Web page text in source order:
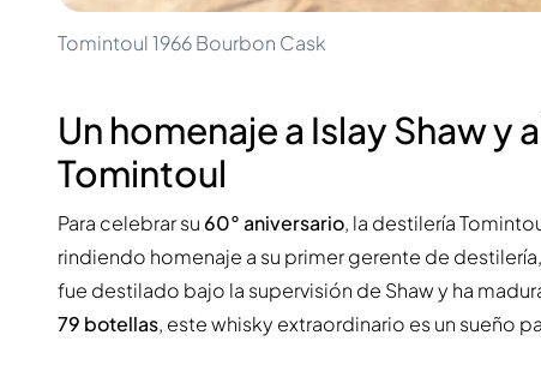
Tomintoul 1966 Bourbon Cask
Un homenaje a Islay Shaw y
Tomintoul
Para celebrar su 60° aniversario, la destilería
rindiendo homenaje a su primer gerente de destilería,
fue destilado bajo la supervisión de Shaw y ha
79 botellas, este whisky extraordinario es un sueño